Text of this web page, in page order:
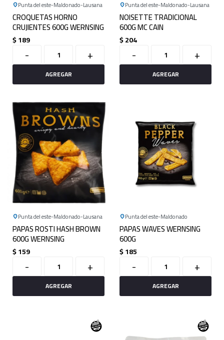
Punta del este Maldonado Lausana
CROQUETAS HORNO
CRUJIENTES 600G WERNSING
$189
- +
Punta del este Maldonado Lausana
NOISETTE TRADICIONAL
600G MC CAIN
$204
- +
Punta del este Maldonado Lausana
PAPAS ROSTI HASH BROWN
600G WERNSING
$159
- +
Punta del este Maldonado
PAPAS WAVES WERNSING
600G
$185
- +